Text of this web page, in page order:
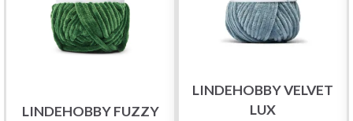
LINDEHOBBY FUZZY
LINDEHOBBY VELVET
LUX